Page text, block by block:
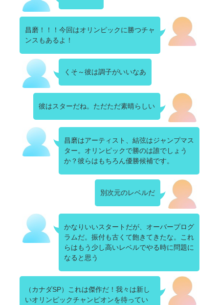
昌磨！！！今回はオリンピックに勝つチャ
ンスもあるよ！
くそ～彼は調子がいいなあ
彼はスターだね。ただただ素晴らしい
昌磨はアーティスト、結弦はジャンプマス
ター。オリンピックで勝のは誰でしょう
か？彼らはもちろん優勝候補です。
別次元のレベルだ
かなりいいスタートだが、オーバープログ
ラムだ。振付も古くて飽きてきたな。これ
らはもう少し高いレベルでやる時に問題に
なると思う
（カナダSP）これは傑作だ！我々は新し
いオリンピックチャンピオンを待ってい